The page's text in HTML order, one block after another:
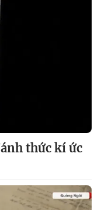
thức kí ức